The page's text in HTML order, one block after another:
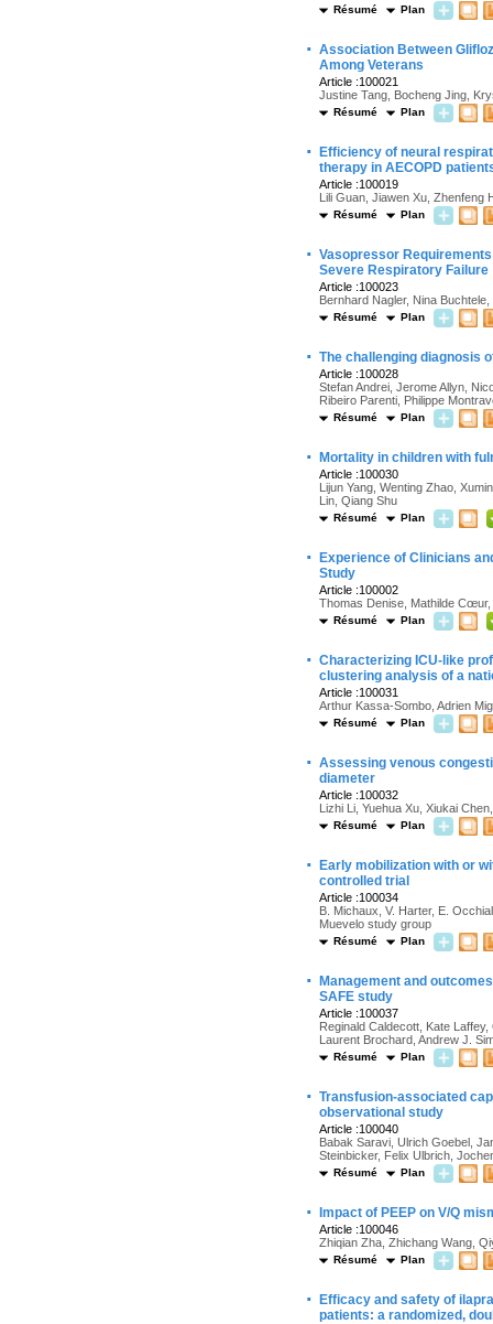
Résumé Plan
· Association Between
Among Veterans
Article :100021
Justine Tang, Bocheng Jing,
Résumé Plan
·
Efficiency of neural
therapy in AECOPD
Article :100019
Lili Guan, Jiawen Xu, Zhenfeng
Résumé Plan
· Vasopressor
Severe Respiratory Failure
Article :100023
Bernhard Nagler, Nina
Résumé Plan
· The challenging diagnosis
Article :100028
Stefan Andrei, Jerome Allyn,
Ribeiro Parenti, Philippe
Résumé Plan
· Mortality in children with
Article :100030
Lijun Yang, Wenting Zhao,
Lin, Qiang Shu
Résumé Plan
·
Experience of Clinicians
Study
Article :100002
Thomas Denise, Mathilde
Résumé Plan
· Characterizing ICU-like
clustering analysis of a
Article :100031
Arthur Kassa-Sombo, Adrien
Résumé Plan
· Assessing venous
diameter
Article :100032
Lizhi Li, Yuehua Xu, Xiukai
Résumé Plan
·
Early mobilization with or
controlled trial
Article :100034
B. Michaux, V. Harter, E.
Muevelo study group
Résumé Plan
·
Management and
SAFE study
Article :100037
Reginald Caldecott, Kate
Laurent Brochard, Andrew J.
Résumé Plan
· Transfusion-associated
observational study
Article :100040
Babak Saravi, Ulrich Goebel,
Steinbicker, Felix Ulbrich,
Résumé Plan
· Impact of PEEP on V/Q
Article :100046
Zhiqian Zha, Zhichang Wang,
Résumé Plan
·
Efficacy and safety of
patients: a randomized,